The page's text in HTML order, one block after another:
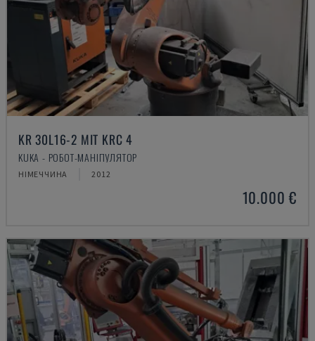
KR 30L16-2 MIT KRC 4
KUKA - РОБОТ-МАНІПУЛЯТОР
НІМЕЧЧИНА 2012
10.000 €